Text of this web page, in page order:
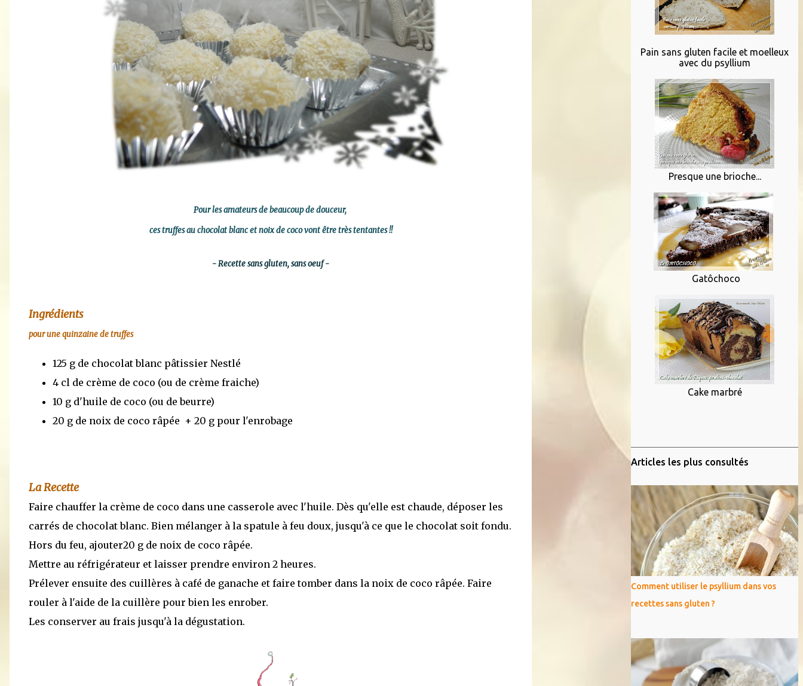
Pour les amateurs de beaucoup de douceur,
ces truffes au chocolat blanc et noix de coco vont être très tentantes !!
- Recette sans gluten, sans oeuf -
Ingrédients
pour une quinzaine de truffes
125 g de chocolat blanc pâtissier Nestlé
4 cl de crème de coco (ou de crème fraiche)
10 g d'huile de coco (ou de beurre)
20 g de noix de coco râpée + 20 g pour l'enrobage
La Recette
Faire chauffer la crème de coco dans une casserole avec l'huile. Dès qu'elle est chaude, déposer les
carrés de chocolat blanc. Bien mélanger à la spatule à feu doux, jusqu'à ce que le chocolat soit fondu.
Hors du feu, ajouter20 g de noix de coco râpée.
Mettre au réfrigérateur et laisser prendre environ 2 heures.
Prélever ensuite des cuillères à café de ganache et faire tomber dans la noix de coco râpée. Faire
rouler à l'aide de la cuillère pour bien les enrober.
Les conserver au frais jusqu'à la dégustation.
Pain sans gluten facile et moelleux
avec du psyllium
Presque une brioche...
Gatôchoco
Cake marbré
Articles les plus consultés
Comment utiliser le psyllium dans vos
recettes sans gluten ?